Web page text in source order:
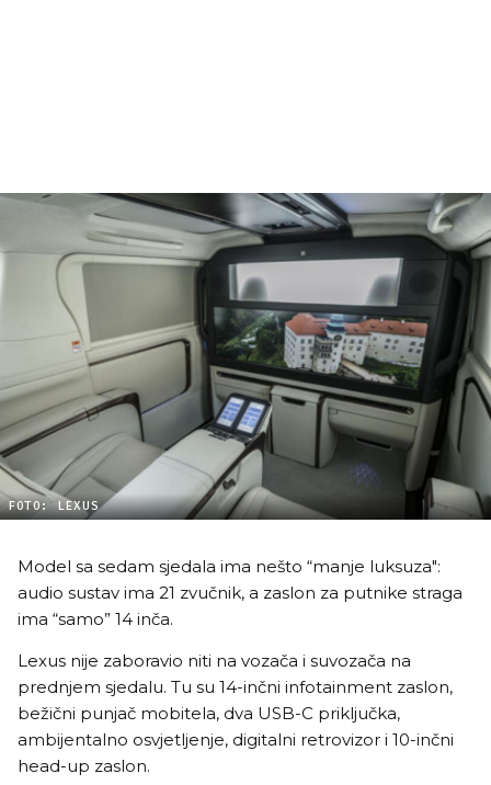
FOTO: LEXUS
Model sa sedam sjedala ima nešto “manje luksuza":
audio sustav ima 21 zvučnik, a zaslon za putnike straga
ima “samo” 14 inča.
Lexus nije zaboravio niti na vozača i suvozača na
prednjem sjedalu. Tu su 14-inčni infotainment zaslon,
bežični punjač mobitela, dva USB-C priključka,
ambijentalno osvjetljenje, digitalni retrovizor i 10-inčni
head-up zaslon.